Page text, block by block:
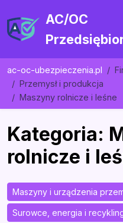
AC/OC
ac-oc-ubezpieczenia.pl
Przemysł i produkcja
Maszyny rolnicze i leśne
Kategoria:
rolnicze i
Maszyny i urządzenia
Surowce, energia i